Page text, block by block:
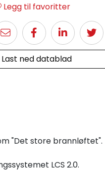
Legg til favoritter
Last ned datablad
"Det store brannløftet".
LCS 2.0.